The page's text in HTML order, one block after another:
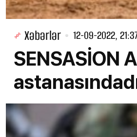
Xəbərlər 12-09-2022,
SENSASİON